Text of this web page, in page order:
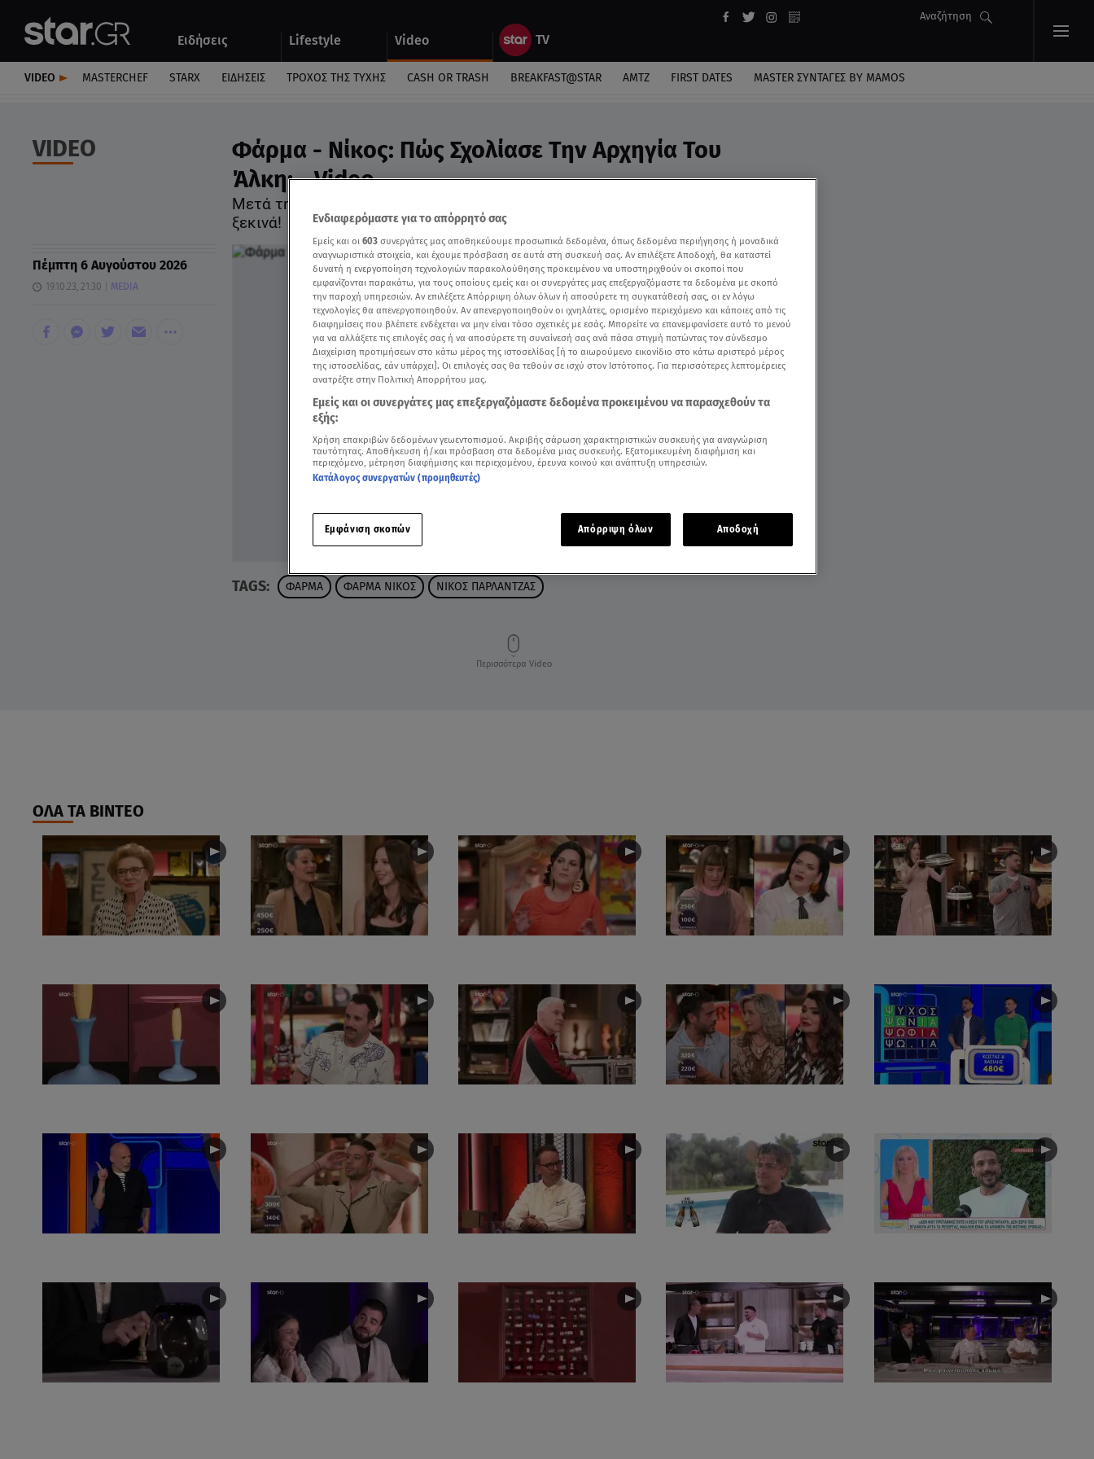
Ειδήσεις Lifestyle Video
Αναζήτηση
Αυτοκίνητο
VIDEO MASTERCHEF STARX ΕΙΔΉΣΕΙΣ ΤΡΟΧΌΣ ΤΗΣ ΤΎΧΗΣ CASH OR TRASH BREAKFAST@STAR ΑΜΤΖ FIRST DATES MASTER ΣΥΝΤΑΓΈΣ BY MAMOS
VIDEO
Φάρμα - Νίκος: Πώς Σχολίασε Την Αρχηγία Του
Άλκη; - Video
Μετά την είσοδο και των δύο μονομάχων, η ανασκόπηση της εβδομάδας
ξεκινά!
Πέμπτη 6 Αυγούστου 2026
19.10.23, 21:30 MEDIA
TAGS: ΦΑΡΜΑ ΦΑΡΜΑ ΝΙΚΟΣ ΝΙΚΟΣ ΠΑΡΛΑΝΤΖΑΣ
Περισσότερα Video
ΟΛΑ ΤΑ ΒΙΝΤΕΟ
Ενδιαφερόμαστε για το απόρρητό σας
Εμείς και οι 603 συνεργάτες μας αποθηκεύουμε προσωπικά δεδομένα, όπως δεδομένα περιήγησης ή μοναδικά
αναγνωριστικά στοιχεία, και έχουμε πρόσβαση σε αυτά στη συσκευή σας. Αν επιλέξετε Αποδοχή, θα καταστεί
δυνατή η ενεργοποίηση τεχνολογιών παρακολούθησης προκειμένου να υποστηριχθούν οι σκοποί που
εμφανίζονται παρακάτω, για τους οποίους εμείς και οι συνεργάτες μας επεξεργαζόμαστε τα δεδομένα με σκοπό
την παροχή υπηρεσιών. Αν επιλέξετε Απόρριψη όλων όλων ή αποσύρετε τη συγκατάθεσή σας, οι εν λόγω
τεχνολογίες θα απενεργοποιηθούν. Αν απενεργοποιηθούν οι ιχνηλάτες, ορισμένο περιεχόμενο και κάποιες από τις
διαφημίσεις που βλέπετε ενδέχεται να μην είναι τόσο σχετικές με εσάς. Μπορείτε να επανεμφανίσετε αυτό το μενού
για να αλλάξετε τις επιλογές σας ή να αποσύρετε τη συναίνεσή σας ανά πάσα στιγμή πατώντας τον σύνδεσμο
Διαχείριση προτιμήσεων στο κάτω μέρος της ιστοσελίδας [ή το αιωρούμενο εικονίδιο στο κάτω αριστερό μέρος
της ιστοσελίδας, εάν υπάρχει]. Οι επιλογές σας θα τεθούν σε ισχύ στον Ιστότοπος. Για περισσότερες λεπτομέρειες
ανατρέξτε στην Πολιτική Απορρήτου μας.
Εμείς και οι συνεργάτες μας επεξεργαζόμαστε δεδομένα προκειμένου να παρασχεθούν τα
εξής:
Χρήση επακριβών δεδομένων γεωεντοπισμού. Ακριβής σάρωση χαρακτηριστικών συσκευής για αναγνώριση
ταυτότητας. Αποθήκευση ή/και πρόσβαση στα δεδομένα μιας συσκευής. Εξατομικευμένη διαφήμιση και
περιεχόμενο, μέτρηση διαφήμισης και περιεχομένου, έρευνα κοινού και ανάπτυξη υπηρεσιών.
Κατάλογος συνεργατών (προμηθευτές)
Εμφάνιση σκοπών Απόρριψη όλων Αποδοχή